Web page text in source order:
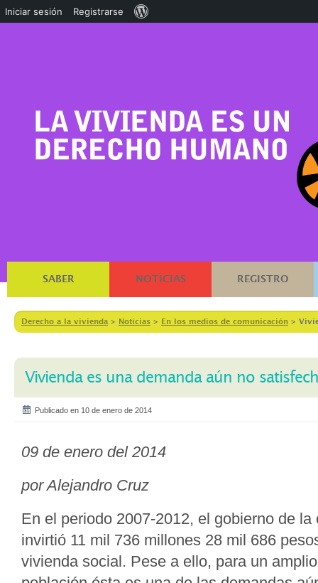
SABER NOTICIAS REGISTRO
Derecho a la vivienda > Notícias > En los medios de comunicación >
Vivienda es una demanda aún no
Publicado en 10 de enero de 2014
09 de enero del 2014
por Alejandro Cruz
En el periodo 2007-2012, el gobierno de
invirtió 11 mil 736 millones 28 mil 686
vivienda social. Pese a ello, para un
Iniciar sesión Registrarse